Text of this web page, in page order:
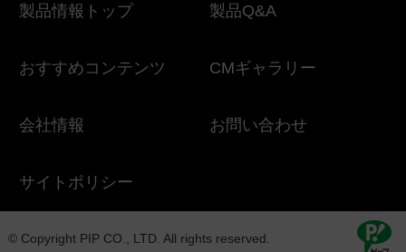
製品情報トップ 製品Q&A
おすすめコンテンツ CMギャラリー
会社情報 お問い合わせ
サイトポリシー
© Copyright PIP CO., LTD. All rights reserved.